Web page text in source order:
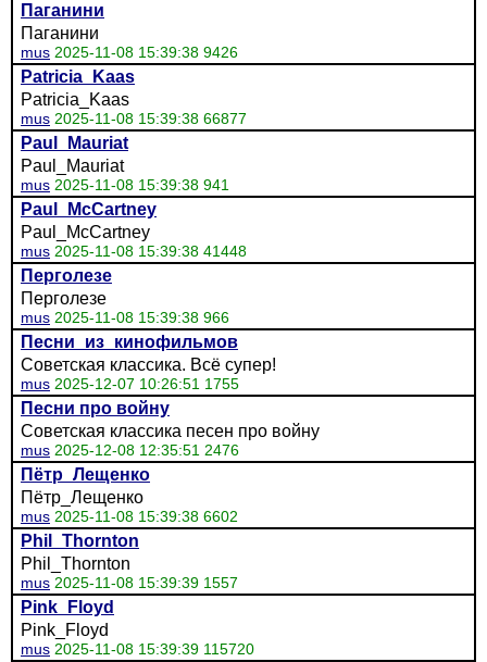
Паганини
Паганини
mus 2025-11-08 15:39:38 9426
Patricia_Kaas
Patricia_Kaas
mus 2025-11-08 15:39:38 66877
Paul_Mauriat
Paul_Mauriat
mus 2025-11-08 15:39:38 941
Paul_McCartney
Paul_McCartney
mus 2025-11-08 15:39:38 41448
Перголезе
Перголезе
mus 2025-11-08 15:39:38 966
Песни_из_кинофильмов
Советская классика. Всё супер!
mus 2025-12-07 10:26:51 1755
Песни про войну
Советская классика песен про войну
mus 2025-12-08 12:35:51 2476
Пётр_Лещенко
Пётр_Лещенко
mus 2025-11-08 15:39:38 6602
Phil_Thornton
Phil_Thornton
mus 2025-11-08 15:39:39 1557
Pink_Floyd
Pink_Floyd
mus 2025-11-08 15:39:39 115720